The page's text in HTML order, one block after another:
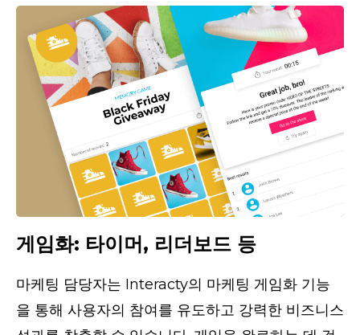
게임화: 타이머, 리더보드 등
마케팅 담당자는 Interacty의 마케팅 게임화 기능
을 통해 사용자의 참여를 유도하고 강력한 비즈니스